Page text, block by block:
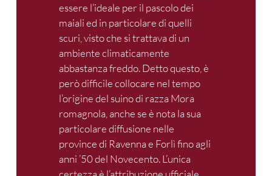
essere l’ideale per il pascolo dei
maiali ed in particolare di quelli
scuri, visto che si trattava di un
ambiente climaticamente
abbastanza freddo. Detto questo, è
però difficile collocare nel tempo
l’origine del suino di razza Mora
romagnola, anche se è nota la sua
particolare diffusione nelle
province di Ravenna e Forlì fino agli
anni ’50 del Novecento. L’unica